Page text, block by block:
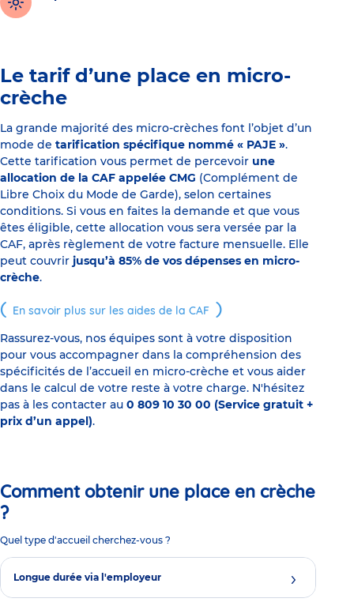
Le tarif d’une place en micro-
crèche
La grande majorité des micro-crèches font l’objet d’un
mode de tarification spécifique nommé « PAJE ».
Cette tarification vous permet de percevoir une
allocation de la CAF appelée CMG (Complément de
Libre Choix du Mode de Garde), selon certaines
conditions. Si vous en faites la demande et que vous
êtes éligible, cette allocation vous sera versée par la
CAF, après règlement de votre facture mensuelle. Elle
peut couvrir jusqu’à 85% de vos dépenses en micro-
crèche.
En savoir plus sur les aides de la CAF
Rassurez-vous, nos équipes sont à votre disposition
pour vous accompagner dans la compréhension des
spécificités de l’accueil en micro-crèche et vous aider
dans le calcul de votre reste à votre charge. N'hésitez
pas à les contacter au 0 809 10 30 00 (Service gratuit +
prix d’un appel).
Comment obtenir une place en crèche
?
Quel type d'accueil cherchez-vous ?
Longue durée via l'employeur